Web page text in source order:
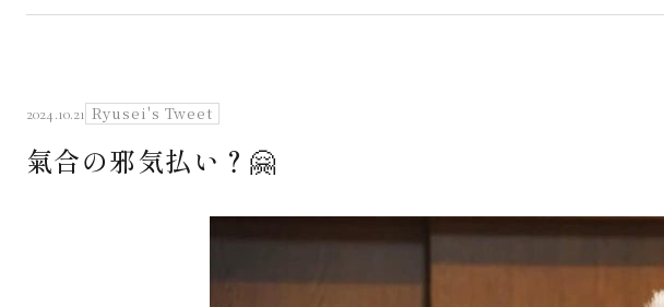
さえぐさ日誌
映像庫
2024.10.21 Ryusei's Tweet
氣合の邪気払い？🤗